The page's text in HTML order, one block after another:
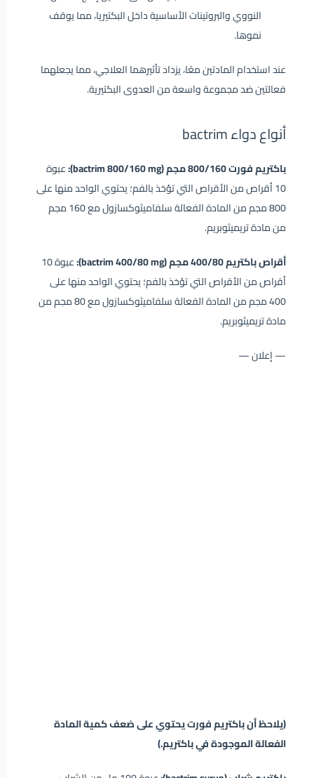
النووي والبروتينات الأساسية داخل البكتيريا، مما يوقف
نموها.
عند استخدام المادتين معًا، يزداد تأثيرهما العلاجي، مما يجعلهما
فعالتين ضد مجموعة واسعة من العدوى البكتيرية.
أنواع دواء bactrim
باكتريم فورت 800/160 مجم (bactrim 800/160 mg):
عبوة
10 أقراص من الأقراص التي تؤخذ بالفم؛ يحتوي الواحد منها على
800 مجم من المادة الفعالة سلفاميثوكسازول مع 160 مجم
من مادة تريميثوبريم.
أقراص باكتريم 400/80 مجم (bactrim 400/80 mg):
عبوة 10
أقراص من الأقراص التي تؤخذ بالفم؛ يحتوي الواحد منها على
400 مجم من المادة الفعالة سلفاميثوكسازول مع 80 مجم من
مادة تريميثوبريم.
— إعلان —
(يلاحظ أن باكتريم فورت يحتوي على ضعف كمية المادة
الفعالة الموجودة في باكتريم.)